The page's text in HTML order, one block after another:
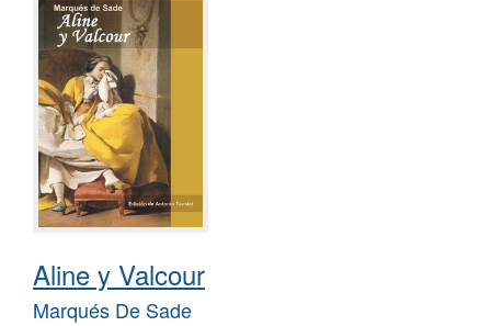
Aline y Valcour
Marqués De Sade